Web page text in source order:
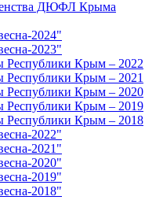
ДЮФЛ Крыма
2024"
2023"
Республики Крым – 2022
Республики Крым – 2021
Республики Крым – 2020
Республики Крым – 2019
Республики Крым – 2018
2022"
2021"
2020"
2019"
2018"